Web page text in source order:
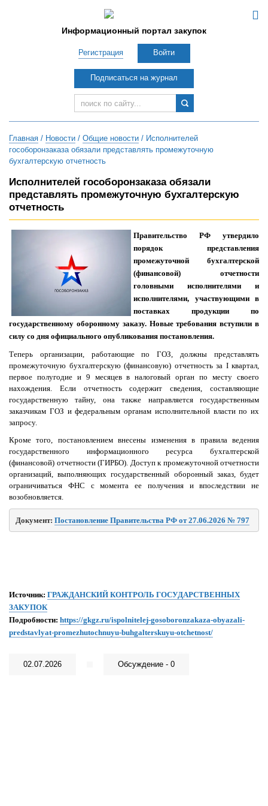
Информационный портал закупок
Регистрация Войти
Подписаться на журнал
Главная / Новости / Общие новости / Исполнителей
гособоронзаказа обязали представлять промежуточную
бухгалтерскую отчетность
Исполнителей гособоронзаказа обязали
представлять промежуточную бухгалтерскую
отчетность
Правительство РФ утвердило
порядок представления
промежуточной бухгалтерской
(финансовой) отчетности
головными исполнителями и
исполнителями, участвующими в
поставках продукции по
государственному оборонному заказу. Новые требования вступили в
силу со дня официального опубликования постановления.
Теперь организации, работающие по ГОЗ, должны представлять
промежуточную бухгалтерскую (финансовую) отчетность за I квартал,
первое полугодие и 9 месяцев в налоговый орган по месту своего
нахождения. Если отчетность содержит сведения, составляющие
государственную тайну, она также направляется государственным
заказчикам ГОЗ и федеральным органам исполнительной власти по их
запросу.
Кроме того, постановлением внесены изменения в правила ведения
государственного информационного ресурса бухгалтерской
(финансовой) отчетности (ГИРБО). Доступ к промежуточной отчетности
организаций, выполняющих государственный оборонный заказ, будет
ограничиваться ФНС с момента ее получения и впоследствии не
возобновляется.
Документ: Постановление Правительства РФ от 27.06.2026 № 797
Источник: ГРАЖДАНСКИЙ КОНТРОЛЬ ГОСУДАРСТВЕННЫХ
ЗАКУПОК
Подробности: https://gkgz.ru/ispolnitelej-gosoboronzakaza-obyazali-
predstavlyat-promezhutochnuyu-buhgalterskuyu-otchetnost/
02.07.2026 Обсуждение - 0